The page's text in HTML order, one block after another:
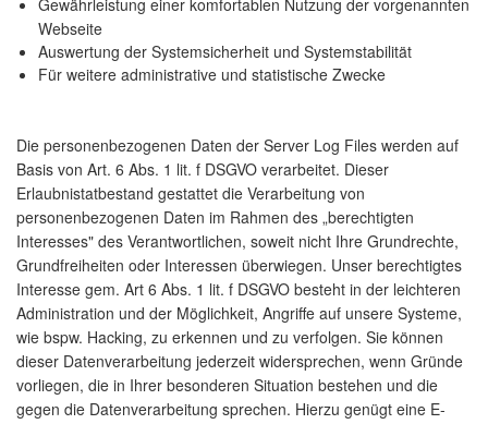
Gewährleistung einer komfortablen Nutzung der vorgenannten
Webseite
Auswertung der Systemsicherheit und Systemstabilität
Für weitere administrative und statistische Zwecke
Die personenbezogenen Daten der Server Log Files werden auf
Basis von Art. 6 Abs. 1 lit. f DSGVO verarbeitet. Dieser
Erlaubnistatbestand gestattet die Verarbeitung von
personenbezogenen Daten im Rahmen des „berechtigten
Interesses" des Verantwortlichen, soweit nicht Ihre Grundrechte,
Grundfreiheiten oder Interessen überwiegen. Unser berechtigtes
Interesse gem. Art 6 Abs. 1 lit. f DSGVO besteht in der leichteren
Administration und der Möglichkeit, Angriffe auf unsere Systeme,
wie bspw. Hacking, zu erkennen und zu verfolgen. Sie können
dieser Datenverarbeitung jederzeit widersprechen, wenn Gründe
vorliegen, die in Ihrer besonderen Situation bestehen und die
gegen die Datenverarbeitung sprechen. Hierzu genügt eine E-